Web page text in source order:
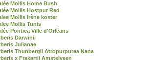
Mollis Home Bush
Mollis Hostpur Red
Mollis Irène koster
Mollis Tunis
Pontica Ville d'Orléans
Darwinii
Julianae
Thunbergii Atropurpurea Nana
x Frakartii Amstelveen